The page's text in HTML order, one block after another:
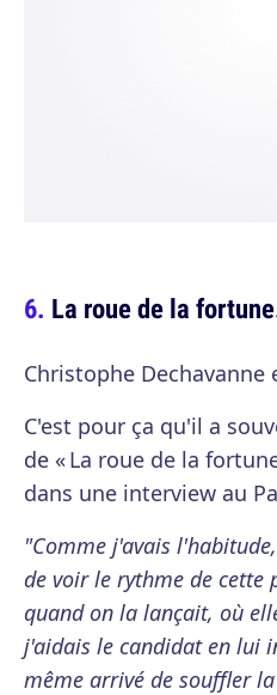
La roue de la
Christophe Dechavanne
C'est pour ça qu'il a
de « La roue de la
dans une interview au
"Comme j'avais
de voir le rythme de cette
quand on la lançait, où
j'aidais le candidat en lui
même arrivé de souffler